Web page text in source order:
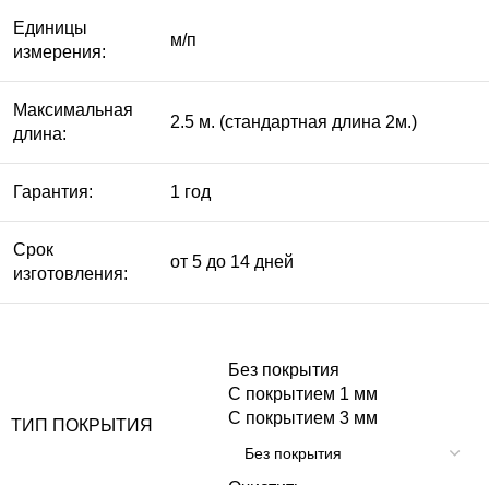
Единицы
измерения:
м/п
Максимальная
длина:
2.5 м. (стандартная длина 2м.)
Гарантия: 1 год
Срок
изготовления:
от 5 до 14 дней
ТИП ПОКРЫТИЯ
Без покрытия
С покрытием 1 мм
С покрытием 3 мм